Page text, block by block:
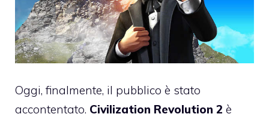
Oggi, finalmente, il pubblico è stato
accontentato. Civilization Revolution 2 è